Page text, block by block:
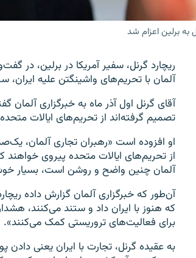
به برلین اعزام شد
ریچارد گرنل، سفیر آمریکا در برلین، در
آلمان با تحریم‌های واشینگتن علیه
آقای گرنل اول آذر ماه به خبرگزاری
تصمیم گرفته‌اند از تحریم‌های ایالات
او افزوده است «رهبران تجاری آلمان،
از تحریم‌های ایالات متحده پیروی خواهند
آلمان چنین واضح و روشن است، بسیار
آن‌طور که خبرگزاری آلمان گزارش داده
که هنوز با ایران داد و ستند می‌کنند،
برای فعالیت‌های تروریستی کمک می‌کنند».
به عقیده گرنل، تجارت با ایران یعنی